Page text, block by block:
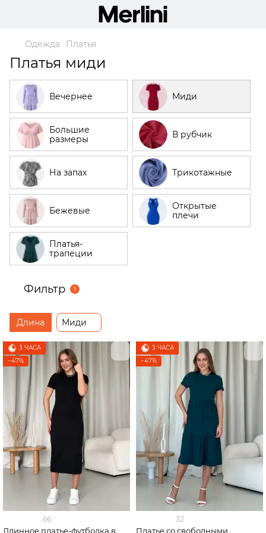
Одежда Платья
Платья миди
Вечернее Миди
Большие
размеры
В рубчик
На запах Трикотажные
Бежевые
Открытые
плечи
Платья-
трапеции
Фильтр 1
Длина Миди
3 ЧАСА
−47%
66
Длинное платье-футболка в
3 ЧАСА
−47%
32
Платье со свободными